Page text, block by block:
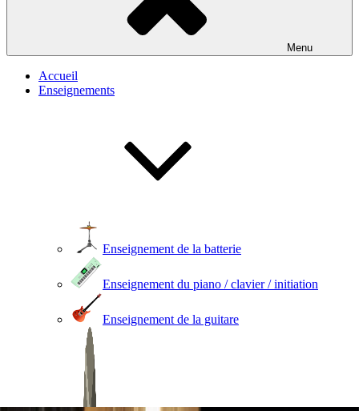
Menu
Accueil
Enseignements
Enseignement de la batterie
Enseignement du piano / clavier / initiation
Enseignement de la guitare